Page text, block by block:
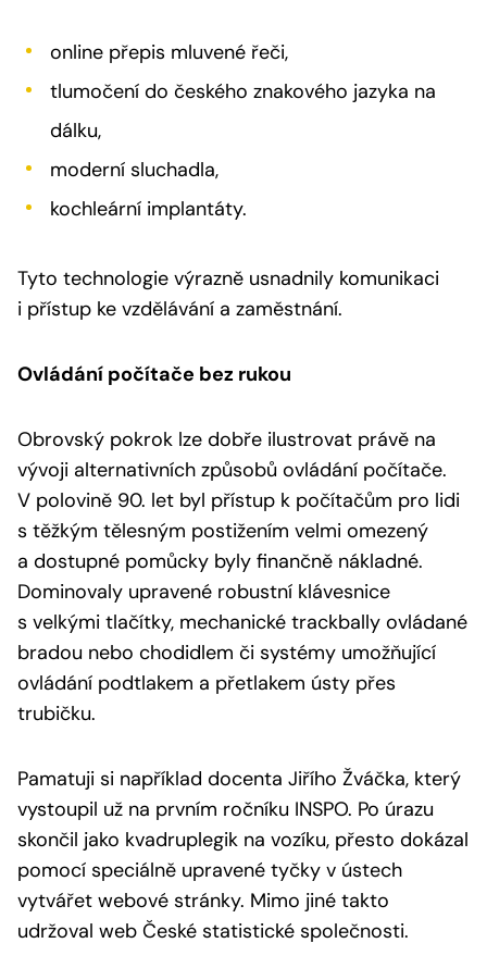
online přepis mluvené řeči,
tlumočení do českého znakového jazyka na
dálku,
moderní sluchadla,
kochleární implantáty.
Tyto technologie výrazně usnadnily komunikaci
i přístup ke vzdělávání a zaměstnání.
Ovládání počítače bez rukou
Obrovský pokrok lze dobře ilustrovat právě na
vývoji alternativních způsobů ovládání počítače.
V polovině 90. let byl přístup k počítačům pro lidi
s těžkým tělesným postižením velmi omezený
a dostupné pomůcky byly finančně nákladné.
Dominovaly upravené robustní klávesnice
s velkými tlačítky, mechanické trackbally ovládané
bradou nebo chodidlem či systémy umožňující
ovládání podtlakem a přetlakem ústy přes
trubičku.
Pamatuji si například docenta Jiřího Žváčka, který
vystoupil už na prvním ročníku INSPO. Po úrazu
skončil jako kvadruplegik na vozíku, přesto dokázal
pomocí speciálně upravené tyčky v ústech
vytvářet webové stránky. Mimo jiné takto
udržoval web České statistické společnosti.